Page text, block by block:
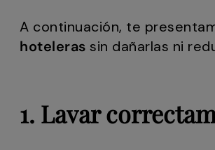
A continuación, te
hoteleras sin dañarlas ni
1. Lavar